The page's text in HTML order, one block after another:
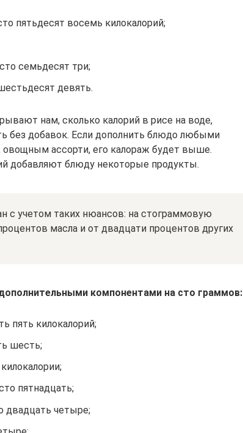
пятьдесят восемь килокалорий;
семьдесят три;
девять.
нам, сколько калорий в рисе на воде,
без добавок. Если дополнить блюдо любыми
ассорти, его калораж будет выше.
добавляют блюду некоторые продукты.
с учетом таких нюансов: на стограммовую
масла и от двадцати процентов других
компонентами на сто граммов:
пять килокалорий;
шесть;
пятнадцать;
двадцать четыре;